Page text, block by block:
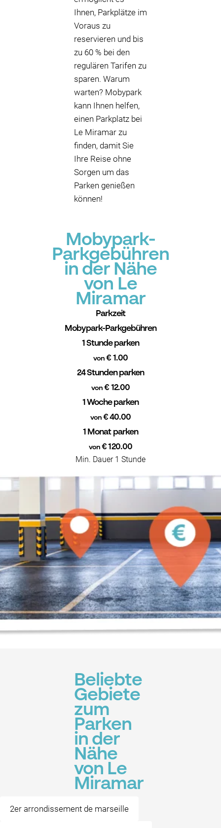
Ihnen, Parkplätze im
Voraus zu
reservieren und bis
zu 60 % bei den
regulären Tarifen zu
sparen. Warum
warten? Mobypark
kann Ihnen helfen,
einen Parkplatz bei
Le Miramar zu
finden, damit Sie
Ihre Reise ohne
Sorgen um das
Parken genießen
können!
Mobypark-
Parkgebühren
in der Nähe
von Le
Miramar
Parkzeit
Mobypark-Parkgebühren
1 Stunde parken
von € 1.00
24 Stunden parken
von € 12.00
1 Woche parken
von€ 40.00
1 Monat parken
von € 120.00
Min. Dauer 1 Stunde
Beliebte
Gebiete
zum
Parken
in der
Nähe
von Le
Miramar
2er arrondissement de marseille